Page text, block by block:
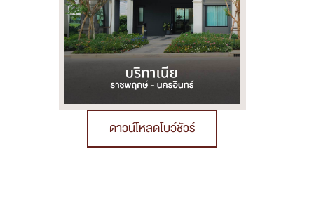
ดาวน์โหลดโบว์ชัวร์